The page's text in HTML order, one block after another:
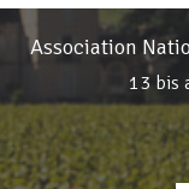
Association
13 bis